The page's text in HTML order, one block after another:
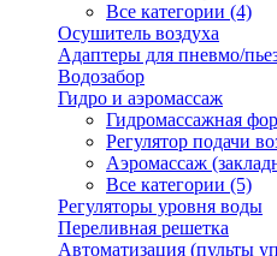
Все категории (4)
Осушитель воздуха
Адаптеры для пневмо/
Водозабор
Гидро и аэромассаж
Гидромассажная
Регулятор подачи
Аэромассаж
Все категории (5)
Регуляторы уровня воды
Переливная решетка
Автоматизация (пульты